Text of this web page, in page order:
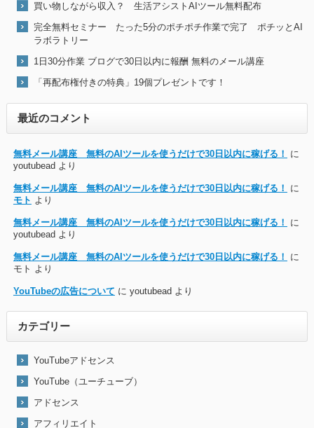
買い物しながら収入？ 生活アシストAIツール無料配布
完全無料セミナー たった5分のポチポチ作業で完了 ポチッとAI
ラボラトリー
1日30分作業 ブログで30日以内に報酬 無料のメール講座
「再配布権付きの特典」19個プレゼントです！
最近のコメント
無料メール講座 無料のAIツールを使うだけで30日以内に稼げる！
に
youtubead より
無料メール講座 無料のAIツールを使うだけで30日以内に稼げる！
に
モト より
無料メール講座 無料のAIツールを使うだけで30日以内に稼げる！
に
youtubead より
無料メール講座 無料のAIツールを使うだけで30日以内に稼げる！
に
モト より
YouTubeの広告について に youtubead より
カテゴリー
YouTubeアドセンス
YouTube（ユーチューブ）
アドセンス
アフィリエイト